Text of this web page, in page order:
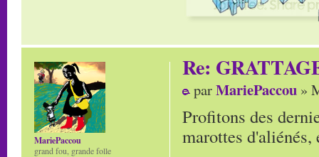
Re:
parMariePaccou »
Profitons des
marottes
MariePaccou
grand fou, grande folle